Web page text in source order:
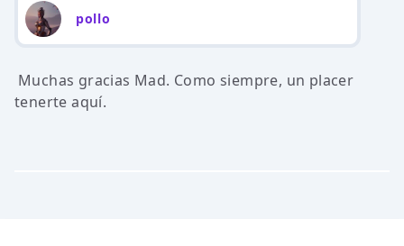
pollo
Muchas gracias Mad. Como siempre, un placer
tenerte aquí.